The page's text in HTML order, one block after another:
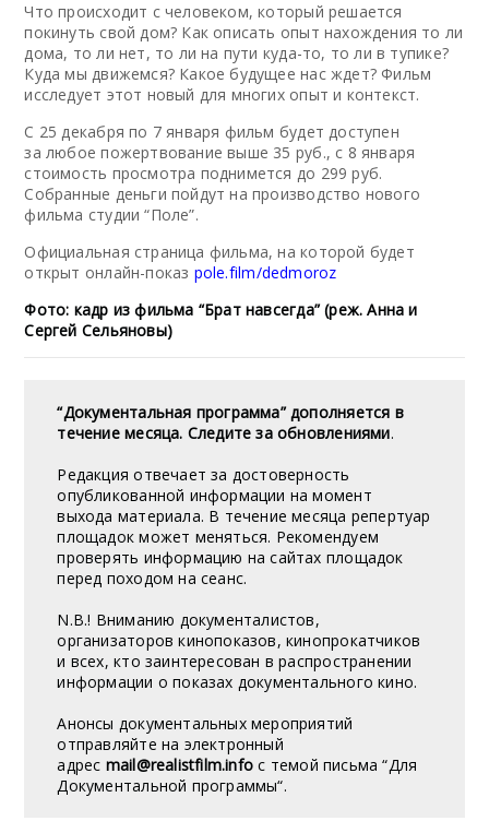
Что происходит с человеком, который решается
покинуть свой дом? Как описать опыт нахождения то ли
дома, то ли нет, то ли на пути куда-то, то ли в тупике?
Куда мы движемся? Какое будущее нас ждет? Фильм
исследует этот новый для многих опыт и контекст.
С 25 декабря по 7 января фильм будет доступен
за любое пожертвование выше 35 руб., с 8 января
стоимость просмотра поднимется до 299 руб.
Собранные деньги пойдут на производство нового
фильма студии “Поле”.
Официальная страница фильма, на которой будет
открыт онлайн-показ pole.film/dedmoroz
Фото: кадр из фильма “Брат навсегда” (реж. Анна и
Сергей Сельяновы)
“Документальная программа” дополняется в
течение месяца. Следите за обновлениями.
Редакция отвечает за достоверность
опубликованной информации на момент
выхода материала. В течение месяца репертуар
площадок может меняться. Рекомендуем
проверять информацию на сайтах площадок
перед походом на сеанс.
N.B.! Вниманию документалистов,
организаторов кинопоказов, кинопрокатчиков
и всех, кто заинтересован в распространении
информации о показах документального кино.
Анонсы документальных мероприятий
отправляйте на электронный
адрес mail@realistfilm.info с темой письма “Для
Документальной программы“.